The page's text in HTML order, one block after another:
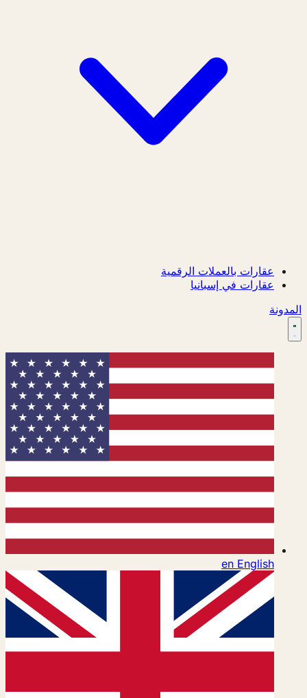
عقارات بالعملات الرقمية
عقارات في إسبانيا
المدونة
en English